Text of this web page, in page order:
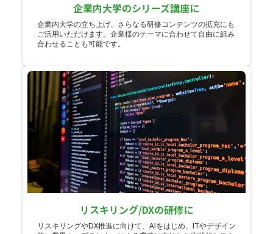
企業内大学のシリーズ講座に
企業内大学の立ち上げ、さらなる研修コンテンツの拡充にも
ご活用いただけます。企業様のテーマに合わせて自由に組み
合わせることも可能です。
リスキリング/DXの研修に
リスキリングやDX推進に向けて、AIをはじめ、ITやデザイン